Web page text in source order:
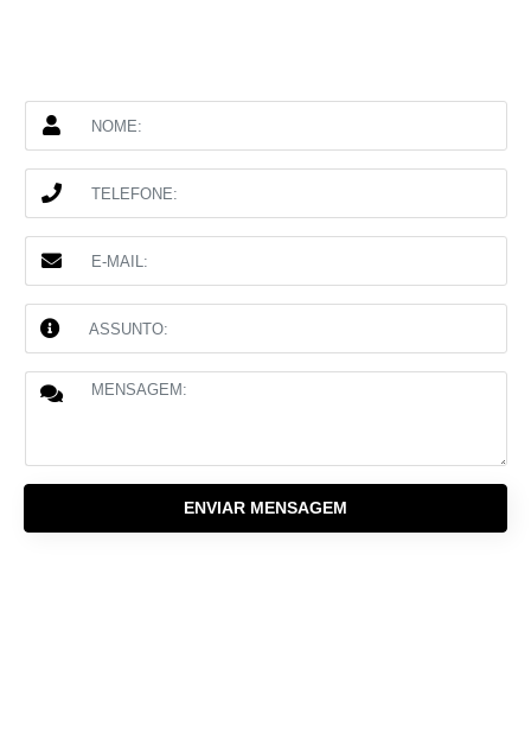
ENVIAR MENSAGEM